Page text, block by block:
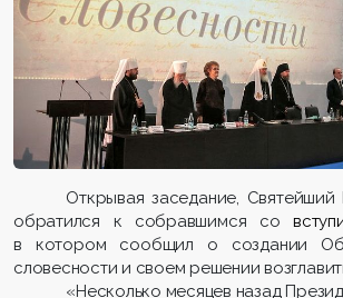
Открывая заседание,
обратился к собравшимся со
в котором сообщил о создании
словесности и своем решении
«Несколько месяцев назад